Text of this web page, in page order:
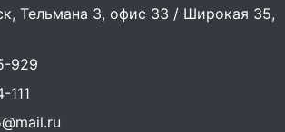
Тельмана 3, офис 33 / Широкая 35,
929
111